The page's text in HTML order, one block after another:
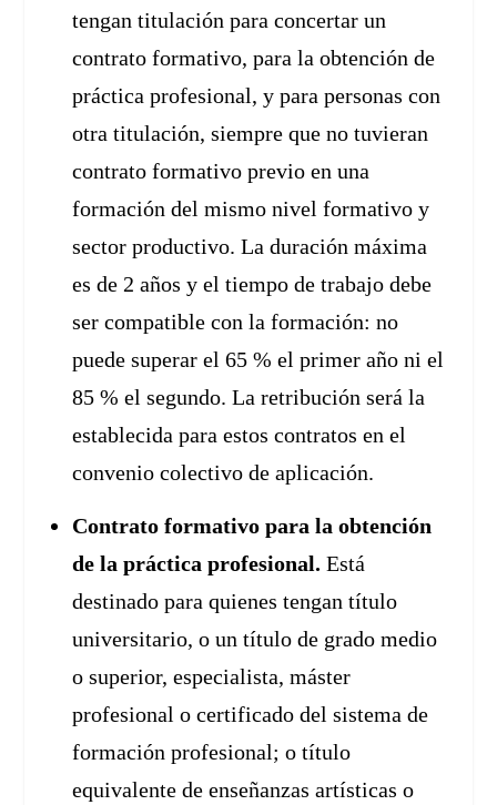
tengan titulación para concertar un
contrato formativo, para la obtención de
práctica profesional, y para personas con
otra titulación, siempre que no tuvieran
contrato formativo previo en una
formación del mismo nivel formativo y
sector productivo. La duración máxima
es de 2 años y el tiempo de trabajo debe
ser compatible con la formación: no
puede superar el 65 % el primer año ni el
85 % el segundo. La retribución será la
establecida para estos contratos en el
convenio colectivo de aplicación.
Contrato formativo para la obtención
de la práctica profesional. Está
destinado para quienes tengan título
universitario, o un título de grado medio
o superior, especialista, máster
profesional o certificado del sistema de
formación profesional; o título
equivalente de enseñanzas artísticas o